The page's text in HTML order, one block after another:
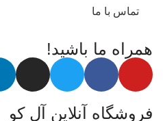
تماس با ما
همراه ما باشید!
فروشگاه آنلاین آل کو